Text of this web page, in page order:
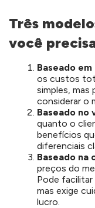
Três
você
Baseado
os custos
simples, mas
considerar o
Baseado no
quanto o
benefícios
diferenciais
Baseado na
preços do
Pode
mas exige
lucro.